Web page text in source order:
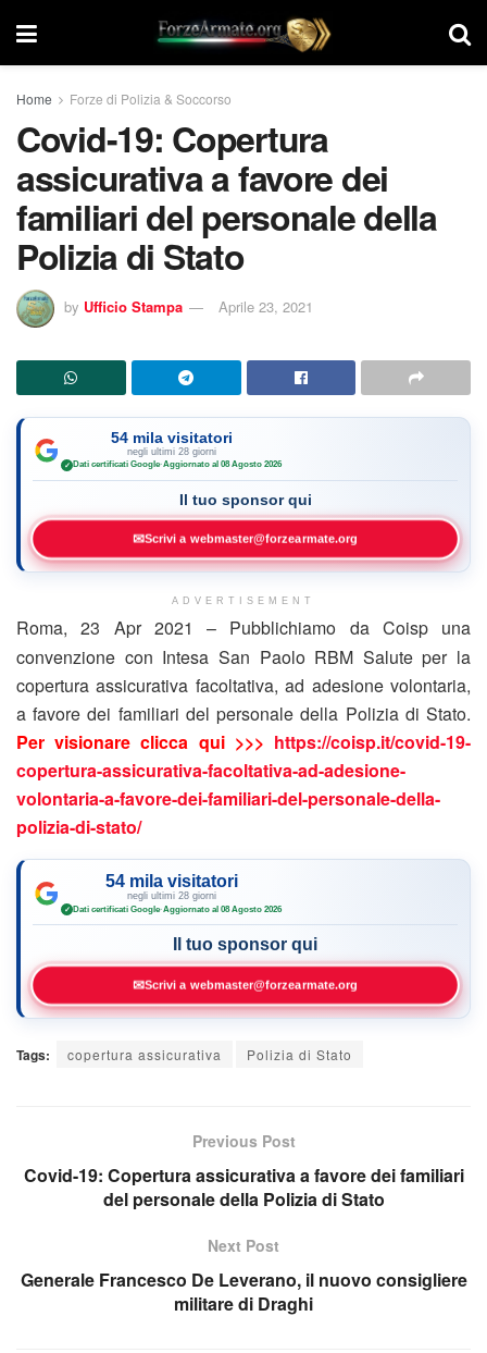
Home Forze di Polizia & Soccorso
Covid-19: Copertura
assicurativa a favore dei
familiari del personale della
Polizia di Stato
by Ufficio Stampa Aprile 23, 2021
54 mila visitatori
negli ultimi 28 giorni
✓ Dati certificati Google·Aggiornato al 08 Agosto 2026
Il tuo sponsor qui
✉Scrivi a webmaster@forzearmate.org
ADVERTISEMENT
Roma, 23 Apr 2021 – Pubblichiamo da Coisp una
convenzione con Intesa San Paolo RBM Salute per la
copertura assicurativa facoltativa, ad adesione volontaria,
a favore dei familiari del personale della Polizia di Stato.
Per visionare clicca qui >>> https://coisp.it/covid-19-
copertura-assicurativa-facoltativa-ad-adesione-
volontaria-a-favore-dei-familiari-del-personale-della-
polizia-di-stato/
54 mila visitatori
negli ultimi 28 giorni
✓ Dati certificati Google·Aggiornato al 08 Agosto 2026
Il tuo sponsor qui
✉Scrivi a webmaster@forzearmate.org
Tags: copertura assicurativa Polizia di Stato
Previous Post
Covid-19: Copertura assicurativa a favore dei familiari
del personale della Polizia di Stato
Next Post
Generale Francesco De Leverano, il nuovo consigliere
militare di Draghi